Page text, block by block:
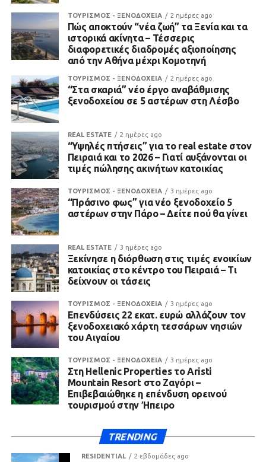
ΤΟΥΡΙΣΜΟΣ - ΞΕΝΟΔΟΧΕΙΑ 2 ημέρες ago
Πώς αποκτούν “νέα ζωή” τα Ξενία και τα
ιστορικά ακίνητα – Τέσσερις
διαφορετικές διαδρομές αξιοποίησης
από την Αθήνα μέχρι Κομοτηνή
ΤΟΥΡΙΣΜΟΣ - ΞΕΝΟΔΟΧΕΙΑ 2 ημέρες ago
“Στα σκαριά” νέο έργο αναβάθμισης
ξενοδοχείου σε 5 αστέρων στη Λέσβο
REAL ESTATE 2 ημέρες ago
“Υψηλές πτήσεις” για το real estate στον
Πειραιά και το 2026 – Γιατί αυξάνονται οι
τιμές πώλησης ακινήτων κατοικίας
ΤΟΥΡΙΣΜΟΣ - ΞΕΝΟΔΟΧΕΙΑ 3 ημέρες ago
“Πράσινο φως” για νέο ξενοδοχείο 5
αστέρων στην Πάρο – Δείτε πού θα γίνει
REAL ESTATE 3 ημέρες ago
Ξεκίνησε η διόρθωση στις τιμές ενοικίων
κατοικίας στο κέντρο του Πειραιά – Τι
δείχνουν οι τάσεις
ΤΟΥΡΙΣΜΟΣ - ΞΕΝΟΔΟΧΕΙΑ 3 ημέρες ago
Επενδύσεις 22 εκατ. ευρώ αλλάζουν τον
ξενοδοχειακό χάρτη τεσσάρων νησιών
του Αιγαίου
ΤΟΥΡΙΣΜΟΣ - ΞΕΝΟΔΟΧΕΙΑ 3 ημέρες ago
Στη Hellenic Properties το Aristi
Mountain Resort στο Ζαγόρι –
Επιβεβαιώθηκε η επένδυση ορεινού
τουρισμού στην Ήπειρο
TRENDING
RESIDENTIAL 2 εβδομάδες ago